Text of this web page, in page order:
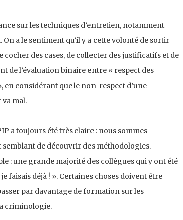
sur les techniques d’entretien, notamment
a le sentiment qu’il y a cette volonté de sortir
des cases, de collecter des justificatifs et de
de l’évaluation binaire entre « respect des
considérant que le non-respect d’une
mal.
a toujours été très claire : nous sommes
de découvrir des méthodologies.
: une grande majorité des collègues qui y ont été
faisais déjà ! ». Certaines choses doivent être
par davantage de formation sur les
criminologie.